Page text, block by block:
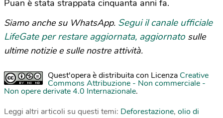
Puan è stata strappata cinquanta anni fa.
Siamo anche su WhatsApp. Segui il canale ufficiale
LifeGate per restare aggiornata, aggiornato sulle
ultime notizie e sulle nostre attività.
Quest'opera è distribuita con Licenza Creative
Commons Attribuzione - Non commerciale -
Non opere derivate 4.0 Internazionale.
Leggi altri articoli su questi temi: Deforestazione, olio di